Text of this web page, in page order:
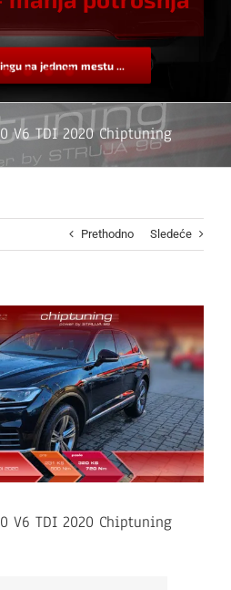
na jednom mestu ...
V6 TDI 2020 Chiptuning
Prethodno Sledeće
V6 TDI 2020 Chiptuning